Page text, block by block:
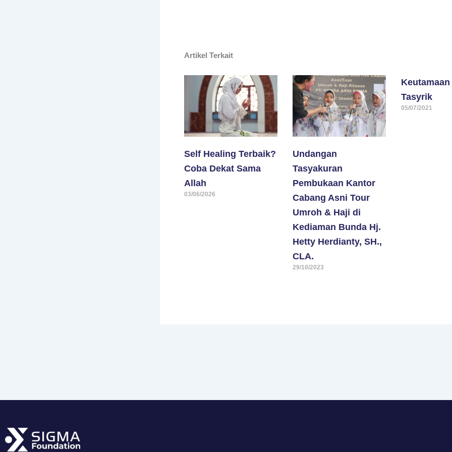
Artikel Terkait
Self Healing Terbaik?
Coba Dekat Sama
Allah
03/06/2026
Undangan
Tasyakuran
Pembukaan Kantor
Cabang Asni Tour
Umroh & Haji di
Kediaman Bunda Hj.
Hetty Herdianty, SH.,
CLA.
29/10/2023
Keutamaan
Tasyrik
05/07/2021